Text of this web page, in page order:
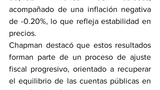
acompañado de una inflación negativa
de -0.20%, lo que refleja estabilidad en
precios.
Chapman destacó que estos resultados
forman parte de un proceso de ajuste
fiscal progresivo, orientado a recuperar
el equilibrio de las cuentas públicas en